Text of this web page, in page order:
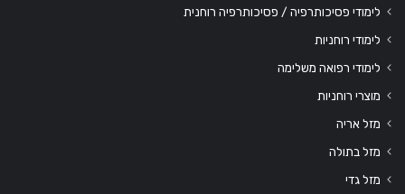
לימודי פסיכותרפיה / פסיכותרפיה רוחנית
לימודי רוחניות
לימודי רפואה משלימה
מוצרי רוחניות
מזל אריה
מזל בתולה
מזל גדי